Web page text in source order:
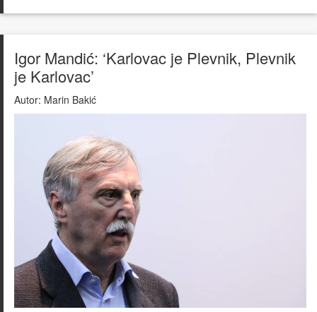
Igor Mandić: ‘Karlovac je Plevnik, Plevnik
je Karlovac’
Autor: Marin Bakić